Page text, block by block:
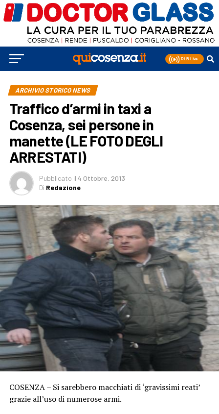
ARCHIVIO STORICO NEWS
Traffico d’armi in taxi a
Cosenza, sei persone in
manette (LE FOTO DEGLI
ARRESTATI)
Pubblicato il 4 Ottobre, 2013
Di Redazione
COSENZA – Si sarebbero macchiati di ‘gravissimi reati’
grazie all’uso di numerose armi.